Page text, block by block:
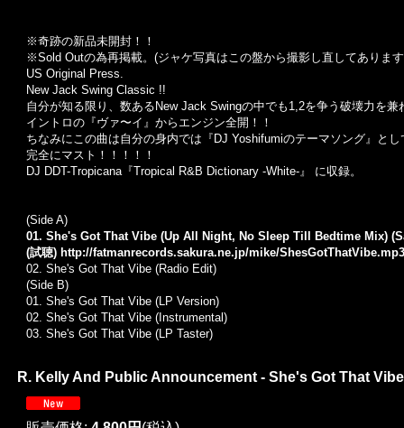
※奇跡の新品未開封！！
※Sold Outの為再掲載。 (ジャケ写真はこの盤から撮影し直してありま
US Original Press.
New Jack Swing Classic !!
自分が知る限り、数あるNew Jack Swingの中でも1,2を争う破壊力を兼
イントロの『ヴァ〜イ』からエンジン全開！！
ちなみにこの曲は自分の身内では『DJ Yoshifumiのテーマソング』とし
完全にマスト！！！！！
DJ DDT-Tropicana『Tropical R&B Dictionary -White-』 に収録。
(Side A)
01. She's Got That Vibe (Up All Night, No Sleep Till Bedtime Mix)
(試聴) http://fatmanrecords.sakura.ne.jp/mike/ShesGotThatVibe.mp3
02. She's Got That Vibe (Radio Edit)
(Side B)
01. She's Got That Vibe (LP Version)
02. She's Got That Vibe (Instrumental)
03. She's Got That Vibe (LP Taster)
R. Kelly And Public Announcement - She's Got That